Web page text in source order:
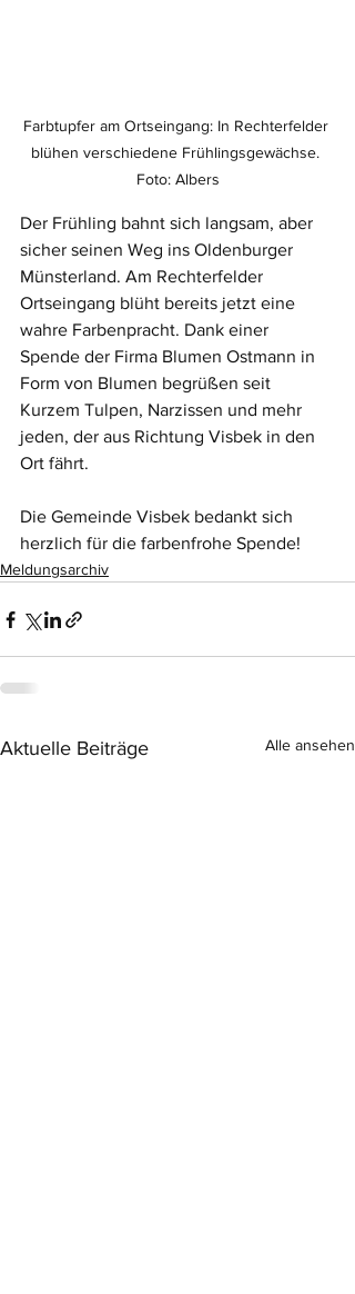
Farbtupfer am Ortseingang: In Rechterfelder
blühen verschiedene Frühlingsgewächse.
Foto: Albers
Der Frühling bahnt sich langsam, aber
sicher seinen Weg ins Oldenburger
Münsterland. Am Rechterfelder
Ortseingang blüht bereits jetzt eine
wahre Farbenpracht. Dank einer
Spende der Firma Blumen Ostmann in
Form von Blumen begrüßen seit
Kurzem Tulpen, Narzissen und mehr
jeden, der aus Richtung Visbek in den
Ort fährt.
Die Gemeinde Visbek bedankt sich
herzlich für die farbenfrohe Spende!
Meldungsarchiv
Aktuelle Beiträge Alle ansehen